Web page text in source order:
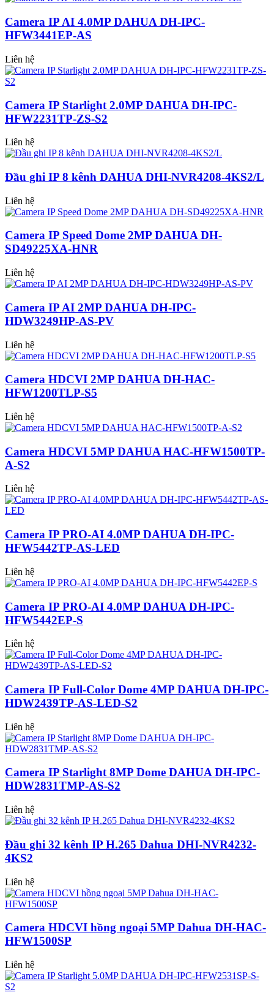
Camera IP AI 4.0MP DAHUA DH-IPC-
HFW3441EP-AS
Liên hệ
Camera IP Starlight 2.0MP DAHUA DH-IPC-
HFW2231TP-ZS-S2
Liên hệ
Đầu ghi IP 8 kênh DAHUA DHI-NVR4208-4KS2/L
Liên hệ
Camera IP Speed Dome 2MP DAHUA DH-
SD49225XA-HNR
Liên hệ
Camera IP AI 2MP DAHUA DH-IPC-
HDW3249HP-AS-PV
Liên hệ
Camera HDCVI 2MP DAHUA DH-HAC-
HFW1200TLP-S5
Liên hệ
Camera HDCVI 5MP DAHUA HAC-HFW1500TP-
A-S2
Liên hệ
Camera IP PRO-AI 4.0MP DAHUA DH-IPC-
HFW5442TP-AS-LED
Liên hệ
Camera IP PRO-AI 4.0MP DAHUA DH-IPC-
HFW5442EP-S
Liên hệ
Camera IP Full-Color Dome 4MP DAHUA DH-IPC-
HDW2439TP-AS-LED-S2
Liên hệ
Camera IP Starlight 8MP Dome DAHUA DH-IPC-
HDW2831TMP-AS-S2
Liên hệ
Đầu ghi 32 kênh IP H.265 Dahua DHI-NVR4232-
4KS2
Liên hệ
Camera HDCVI hồng ngoại 5MP Dahua DH-HAC-
HFW1500SP
Liên hệ